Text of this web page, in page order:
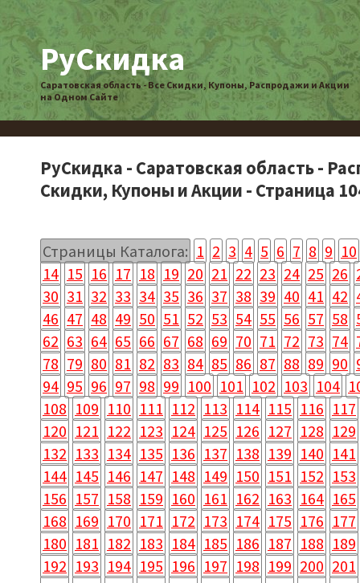
РуСкидка
Саратовская область - Все Скидки, Купоны, Распродажи и Акции
на Одном Сайте
РуСкидка - Саратовская область -
Скидки, Купоны и Акции - Страница
Страницы Каталога: 1 2 3 4 5 6 7 8 9 10
14 15 16 17 18 19 20 21 22 23 24 25 26
30 31 32 33 34 35 36 37 38 39 40 41 42
46 47 48 49 50 51 52 53 54 55 56 57 58
62 63 64 65 66 67 68 69 70 71 72 73 74
78 79 80 81 82 83 84 85 86 87 88 89 90
94 95 96 97 98 99 100 101 102 103 104
108 109 110 111 112 113 114 115 116 117
120 121 122 123 124 125 126 127 128 129
132 133 134 135 136 137 138 139 140 141
144 145 146 147 148 149 150 151 152 153
156 157 158 159 160 161 162 163 164 165
168 169 170 171 172 173 174 175 176 177
180 181 182 183 184 185 186 187 188 189
192 193 194 195 196 197 198 199 200 201